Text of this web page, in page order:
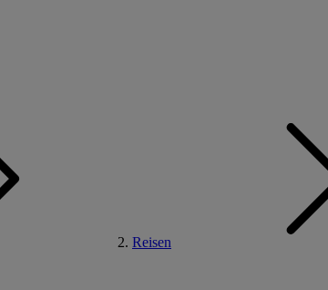
Reisen